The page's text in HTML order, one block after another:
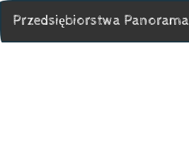
Przedsiębiorstwa Panorama